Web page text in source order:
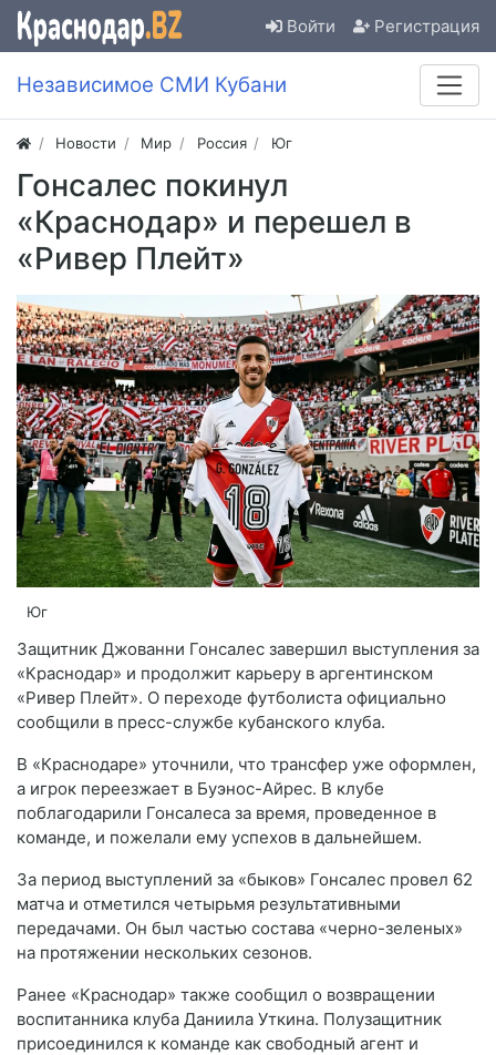
Войти Регистрация
Независимое СМИ Кубани
Новости Мир Россия Юг
Гонсалес покинул
«Краснодар» и перешел в
«Ривер Плейт»
Юг
Защитник Джованни Гонсалес завершил выступления за
«Краснодар» и продолжит карьеру в аргентинском
«Ривер Плейт». О переходе футболиста официально
сообщили в пресс-службе кубанского клуба.
В «Краснодаре» уточнили, что трансфер уже оформлен,
а игрок переезжает в Буэнос-Айрес. В клубе
поблагодарили Гонсалеса за время, проведенное в
команде, и пожелали ему успехов в дальнейшем.
За период выступлений за «быков» Гонсалес провел 62
матча и отметился четырьмя результативными
передачами. Он был частью состава «черно-зеленых»
на протяжении нескольких сезонов.
Ранее «Краснодар» также сообщил о возвращении
воспитанника клуба Даниила Уткина. Полузащитник
присоединился к команде как свободный агент и